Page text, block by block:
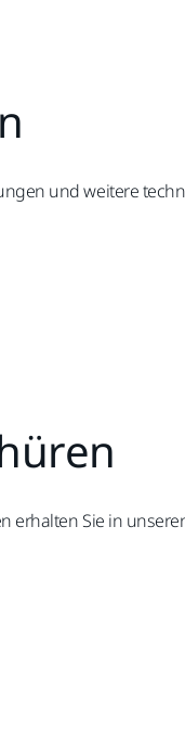
und weitere
erhalten Sie in